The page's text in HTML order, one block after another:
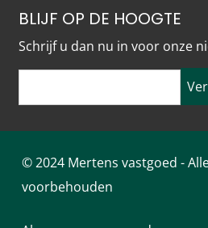
BLIJF OP DE HOOGTE
Schrijf u dan nu in voor onze
© 2024 Mertens vastgoed -
voorbehouden